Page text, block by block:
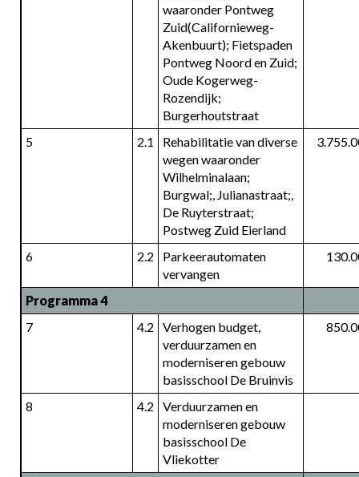
waaronder Pontweg
Zuid(Californieweg-
Akenbuurt); Fietspaden
Pontweg Noord en Zuid;
Oude Kogerweg-
Rozendijk;
Burgerhoutstraat
5 2.1
Rehabilitatie van diverse
wegen waaronder
Wilhelminalaan;
Burgwal;, Julianastraat;,
De Ruyterstraat;
Postweg Zuid Eierland
6 2.2
Parkeerautomaten
vervangen
Programma 4
7
4.2
Verhogen budget,
verduurzamen en
moderniseren gebouw
basisschool De Bruinvis
8 4.2
Verduurzamen en
moderniseren gebouw
basisschool De
Vliekotter